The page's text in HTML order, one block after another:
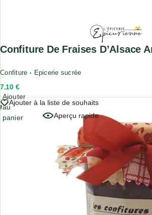
Confiture De Fraises D’Alsace
Confiture Epicerie sucrée
7.10 €
Ajouter à la liste de souhaits
Aperçu rapide
Ajouter
au
panier